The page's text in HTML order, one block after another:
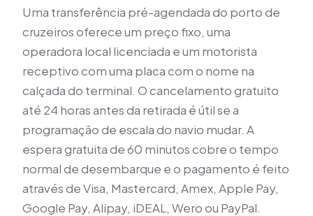
Uma transferência pré-agendada do porto de
cruzeiros oferece um preço fixo, uma
operadora local licenciada e um motorista
receptivo com uma placa com o nome na
calçada do terminal. O cancelamento gratuito
até 24 horas antes da retirada é útil se a
programação de escala do navio mudar. A
espera gratuita de 60 minutos cobre o tempo
normal de desembarque e o pagamento é feito
através de Visa, Mastercard, Amex, Apple Pay,
Google Pay, Alipay, iDEAL, Wero ou PayPal.